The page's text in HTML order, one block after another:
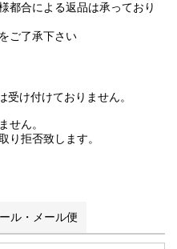
都合による返品は承っており
ご了承下さい
受け付けておりません。
せん。
り拒否致します。
ル・メール便